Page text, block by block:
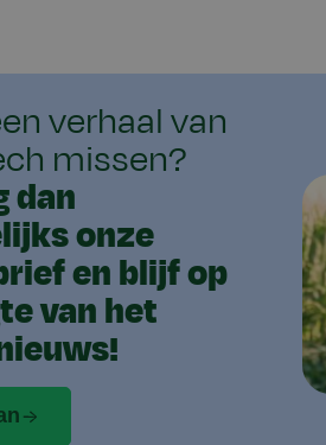
verhaal van
missen?
dan
onze
en blijf op
van het